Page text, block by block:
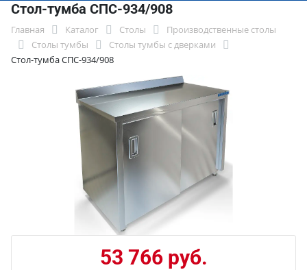
Стол-тумба СПС-934/908
Главная Каталог Столы
Производственные столы
Столы тумбы
Столы тумбы с дверками
Стол-тумба СПС-934/908
53 766 руб.